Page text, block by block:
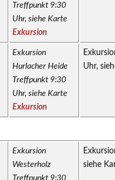
Treffpunkt 9:30
Uhr, siehe Karte
Exkursion
Exkursion
Hurlacher Heide
Treffpunkt 9:30
Uhr, siehe Karte
Exkursion
Uhr,
Exkursion
Westerholz
Treffpunkt 9:30
siehe